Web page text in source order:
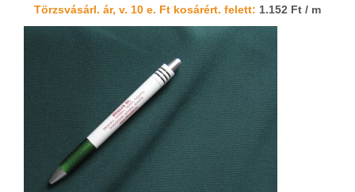
Törzsvásárl. ár, v. 10 e. Ft kosárért. felett: 1.152 Ft / m